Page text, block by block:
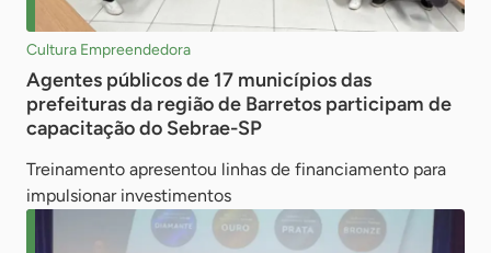
Cultura Empreendedora
Agentes públicos de 17 municípios das
prefeituras da região de Barretos participam de
capacitação do Sebrae-SP
Treinamento apresentou linhas de financiamento para
impulsionar investimentos